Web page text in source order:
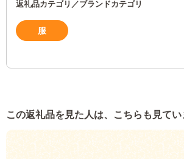
返礼品カテゴリ／ブランドカテゴリ
服
この返礼品を見た人は、こちらも見てい